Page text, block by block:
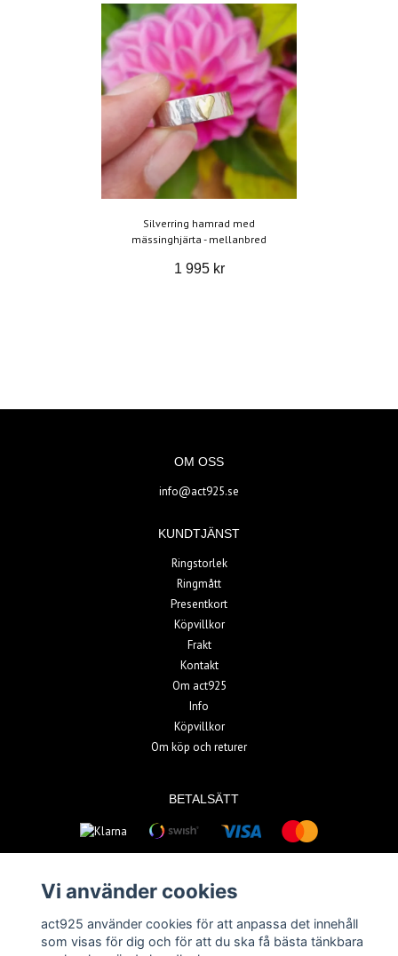
Silverring hamrad med
mässinghjärta - mellanbred
1 995 kr
OM OSS
info@act925.se
KUNDTJÄNST
Ringstorlek
Ringmått
Presentkort
Köpvillkor
Frakt
Kontakt
Om act925
Info
Köpvillkor
Om köp och returer
BETALSÄTT
© Copyright 2026 act925
Vi använder cookies
act925 använder cookies för att anpassa det innehåll
som visas för dig och för att du ska få bästa tänkbara